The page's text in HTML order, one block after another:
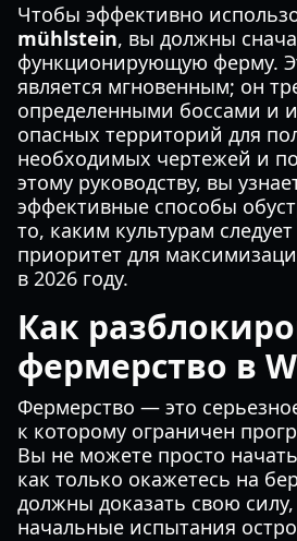
Чтобы эффективно
mühlstein, вы должны
функционирующую ферму.
является мгновенным; он
определенными боссами и
опасных территорий для
необходимых чертежей и
этому руководству, вы
эффективные способы
то, каким культурам следует
приоритет для
в 2026 году.
Как
фермерство в
Фермерство — это
к которому ограничен
Вы не можете просто
как только окажетесь на
должны доказать свою
начальные испытания